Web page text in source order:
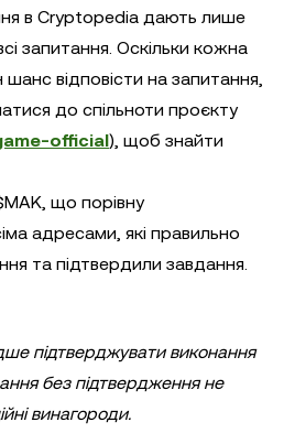
в Cryptopedia дають лише
запитання. Оскільки кожна
відповісти на запитання,
до спільноти проєкту
official), щоб знайти
що порівну
адресами, які правильно
та підтвердили завдання.
підтверджувати виконання
без підтвердження не
винагороди.